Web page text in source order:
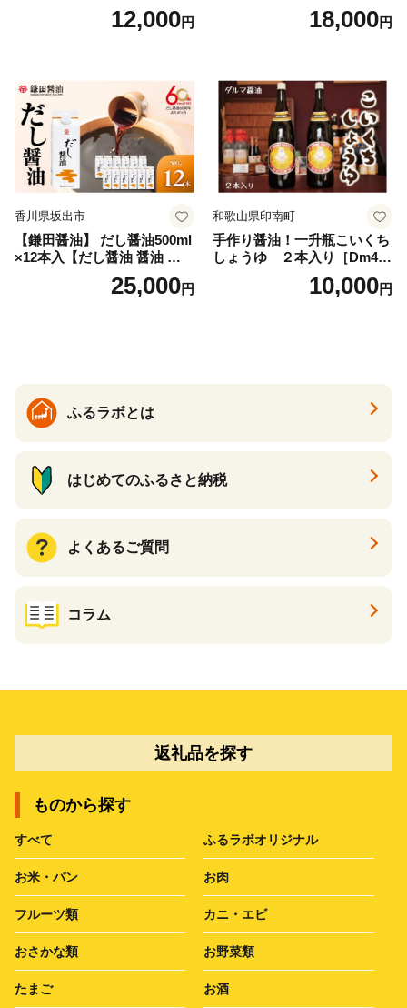
タイプ(5kg) 岩塩 塩 調味料
しお 保存料不使用 天然 パウ
ティースマイル】
12,000円
パック×2種×2セット) [岡田商
店 宮崎県 美郷町 31ac0069]
18,000円
香川県坂出市
【鎌田醤油】 だし醤油500ml
×12本入【だし醤油 醤油 人気
おすすめ 人気だし醤油 出汁
25,000円
和歌山県印南町
手作り醤油！一升瓶こいくち
しょうゆ ２本入り［Dm4］
｜手作り 醤油 和歌山県 印南
町 一升瓶 こいくちしょうゆ
10,000円
ふるラボとは
はじめてのふるさと納税
よくあるご質問
コラム
返礼品を探す
ものから探す
すべて ふるラボオリジナル
お米・パン お肉
フルーツ類 カニ・エビ
おさかな類 お野菜類
たまご お酒